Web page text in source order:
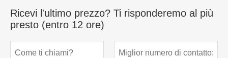
Ricevi l'ultimo prezzo? Ti risponderemo al più
presto (entro 12 ore)